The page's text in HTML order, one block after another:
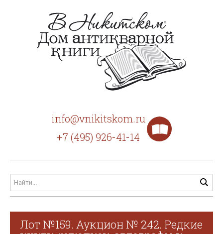
info@vnikitskom.ru
+7 (495) 926-41-14
Лот №159. Аукцион № 242. Редкие